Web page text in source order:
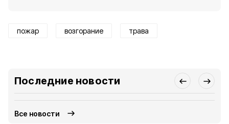
пожар возгорание трава
Последние новости
Все новости